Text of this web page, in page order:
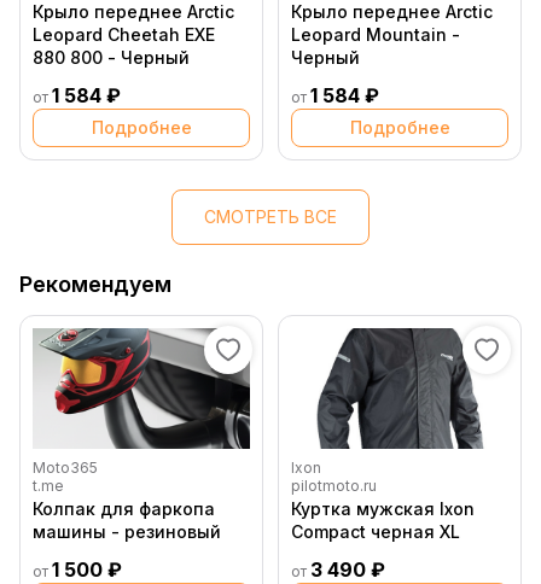
Крыло переднее Arctic
Leopard Cheetah EXE
880 800 - Черный
от 1 584 ₽
Подробнее
Крыло переднее Arctic
Leopard Mountain -
Черный
от 1 584 ₽
Подробнее
СМОТРЕТЬ ВСЕ
Рекомендуем
Moto365
t.me
Колпак для фаркопа
машины - резиновый
от 1 500 ₽
Ixon
pilotmoto.ru
Куртка мужская Ixon
Compact черная XL
от 3 490 ₽